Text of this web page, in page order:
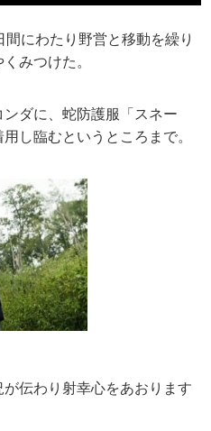
にわたり野営と移動を繰り
みつけた。
ダに、蛇防護服「スネー
し臨むというところまで。
伝わり射幸心をあおります